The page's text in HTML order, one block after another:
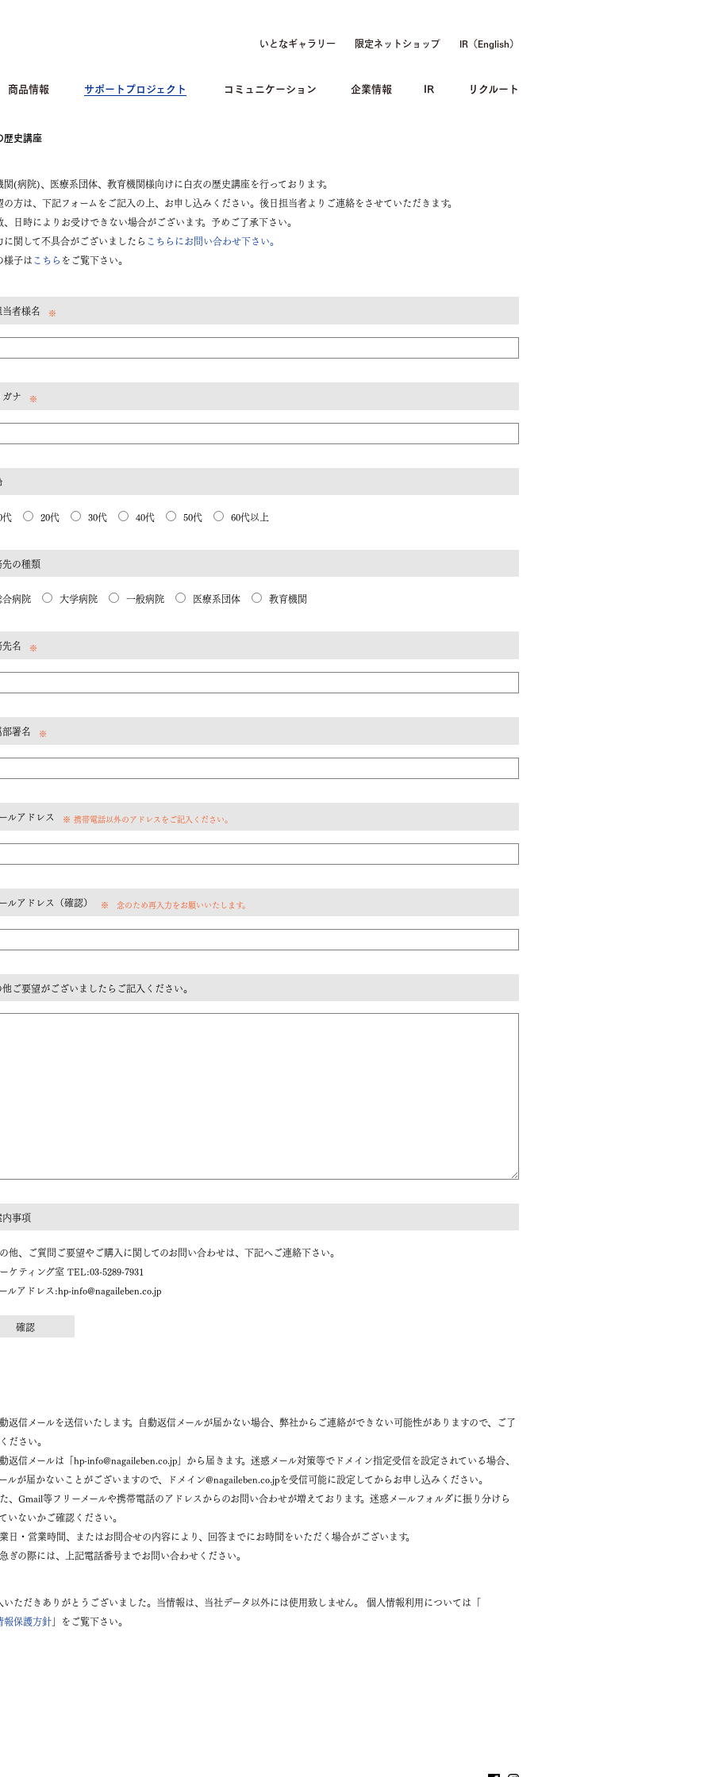
いとなギャラリー 限定ネットショップ IR（English）
商品情報 サポートプロジェクト コミュニケーション 企業情報 IR リクルート
歴史講座
関(病院)、医療系団体、教育機関様向けに白衣の歴史講座を行っております。
の方は、下記フォームをご記入の上、お申し込みください。後日担当者よりご連絡をさせていただきます。
日時によりお受けできない場合がございます。予めご了承下さい。
に関して不具合がございましたら こちらにお問い合わせ下さい。
様子はこちら をご覧下さい。
当者様名 ※
ガナ ※
代 20代 30代 40代 50代 60代以上
の種類
合病院 大学病院 一般病院 医療系団体 教育機関
名 ※
部署名 ※
ルアドレス ※ 携帯電話以外のアドレスをご記入ください。
ルアドレス（確認） ※ 念のため再入力をお願いいたします。
他ご要望がございましたらご記入ください。
内事項
他、ご質問ご要望やご購入に関してのお問い合わせは、下記へご連絡下さい。
ケティング室 TEL:03-5289-7931
ルアドレス:hp-info@nagaileben.co.jp
返信メールを送信いたします。自動返信メールが届かない場合、弊社からご連絡ができない可能性がありますので、ご了
ださい。
返信メールは「hp-info@nagaileben.co.jp」から届きます。迷惑メール対策等でドメイン指定受信を設定されている場合、
ルが届かないことがございますので、ドメイン@nagaileben.co.jpを受信可能に設定してからお申し込みください。
、Gmail等フリーメールや携帯電話のアドレスからのお問い合わせが増えております。迷惑メールフォルダに振り分けら
いないかご確認ください。
日・営業時間、またはお問合せの内容により、回答までにお時間をいただく場合がございます。
ぎの際には、上記電話番号までお問い合わせください。
いただきありがとうございました。当情報は、当社データ以外には使用致しません。 個人情報利用については「
報保護方針」をご覧下さい。